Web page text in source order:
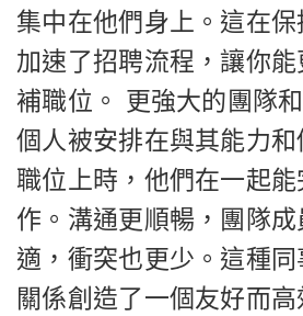
集中在他們身上。這在
加速了招聘流程，讓你
補職位。 更強大的團隊
個人被安排在與其能力
職位上時，他們在一起
作。溝通更順暢，團隊
適，衝突也更少。這種
關係創造了一個友好而